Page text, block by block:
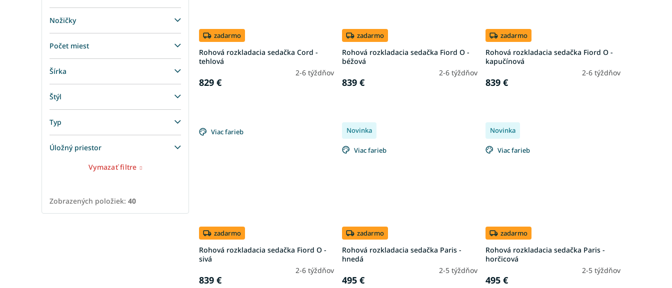
Nožičky
Počet miest
Šírka
Štýl
Typ
Úložný priestor
Vymazať filtre
Zobrazených položiek: 40
zadarmo
Rohová rozkladacia sedačka Cord -
tehlová
2-6 týždňov
829 €
zadarmo
Rohová rozkladacia sedačka Fiord O -
béžová
2-6 týždňov
839 €
zadarmo
Rohová rozkladacia sedačka Fiord O -
kapučínová
2-6 týždňov
839 €
Viac farieb
zadarmo
Rohová rozkladacia sedačka Fiord O -
sivá
2-6 týždňov
839 €
Novinka
Viac farieb
zadarmo
Rohová rozkladacia sedačka Paris -
hnedá
2-5 týždňov
495 €
Novinka
Viac farieb
zadarmo
Rohová rozkladacia sedačka Paris -
horčicová
2-5 týždňov
495 €